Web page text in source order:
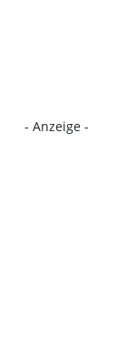
- Anzeige -